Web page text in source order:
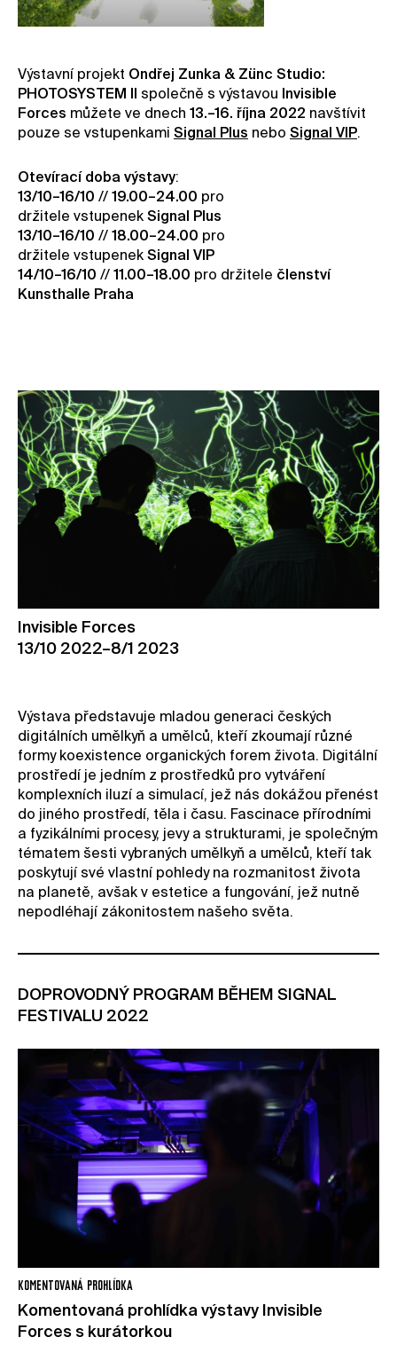
Kontakt
Pro média
Pronájem prostor
Volné pozice
Výstavní projekt Ondřej Zunka & Zünc Studio:
PHOTOSYSTEM II společně s výstavou Invisible
Forces můžete ve dnech 13.–16. října 2022 navštívit
pouze se vstupenkami Signal Plus nebo Signal VIP.
Otevírací doba výstavy:
13/10–16/10 // 19.00–24.00 pro
držitele vstupenek Signal Plus
13/10–16/10 // 18.00–24.00 pro
držitele vstupenek Signal VIP
14/10–16/10 // 11.00–18.00 pro držitele členství
Kunsthalle Praha
Invisible Forces
13/10 2022–8/1 2023
Výstava představuje mladou generaci českých
digitálních umělkyň a umělců, kteří zkoumají různé
formy koexistence organických forem života. Digitální
prostředí je jedním z prostředků pro vytváření
komplexních iluzí a simulací, jež nás dokážou přenést
do jiného prostředí, těla i času. Fascinace přírodními
a fyzikálními procesy, jevy a strukturami, je společným
tématem šesti vybraných umělkyň a umělců, kteří tak
poskytují své vlastní pohledy na rozmanitost života
na planetě, avšak v estetice a fungování, jež nutně
nepodléhají zákonitostem našeho světa.
DOPROVODNÝ PROGRAM BĚHEM SIGNAL
FESTIVALU 2022
KOMENTOVANÁ PROHLÍDKA
Komentovaná prohlídka výstavy Invisible
Forces s kurátorkou